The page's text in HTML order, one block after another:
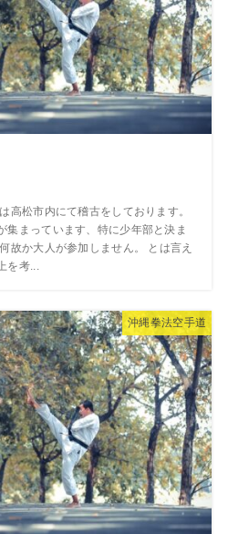
高松市内にて稽古をしております。
集まっています、特に少年部と決ま
故か大人が参加しません。 とは言え
を考...
沖縄拳法空手道